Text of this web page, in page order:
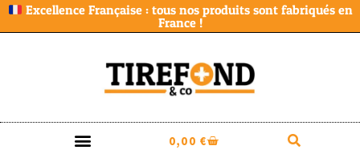
Excellence Française : tous nos produits sont fabriqués en
France !
0,00 €